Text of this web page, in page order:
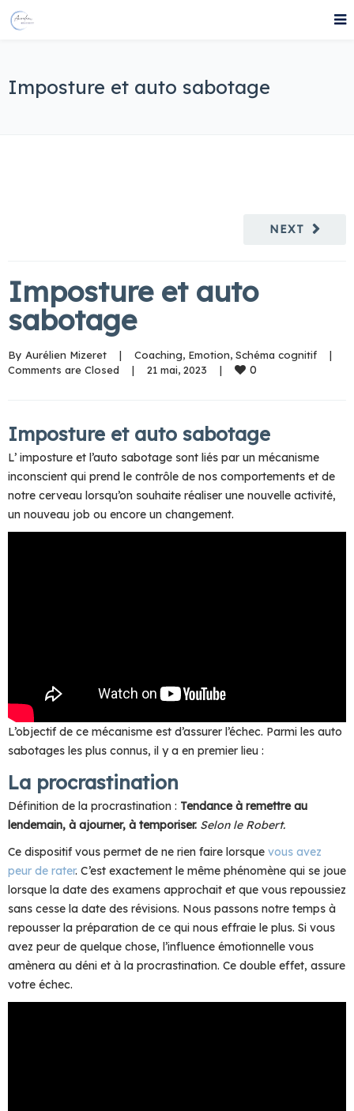
Imposture et auto sabotage
NEXT
Imposture et auto
sabotage
By Aurélien Mizeret | Coaching, Emotion, Schéma cognitif
|
Comments are Closed
| 21 mai, 2023 | 0
Imposture et auto sabotage
L’ imposture et l’auto sabotage sont liés par un mécanisme
inconscient qui prend le contrôle de nos comportements et de
notre cerveau lorsqu’on souhaite réaliser une nouvelle activité,
un nouveau job ou encore un changement.
L’objectif de ce mécanisme est d’assurer l’échec. Parmi les auto
sabotages les plus connus, il y a en premier lieu :
La procrastination
Définition de la procrastination : Tendance à remettre au
lendemain, à ajourner, à temporiser. Selon le Robert.
Ce dispositif vous permet de ne rien faire lorsque vous avez
peur de rater. C’est exactement le même phénomène qui se joue
lorsque la date des examens approchait et que vous repoussiez
sans cesse la date des révisions. Nous passons notre temps à
repousser la préparation de ce qui nous effraie le plus. Si vous
avez peur de quelque chose, l’influence émotionnelle vous
amènera au déni et à la procrastination. Ce double effet, assure
votre échec.